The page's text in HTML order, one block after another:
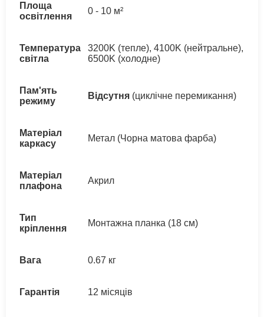
Площа
освітлення
0 - 10 м²
Температура
світла
3200K (тепле), 4100K (нейтральне),
6500K (холодне)
Пам'ять
режиму
Відсутня (циклічне перемикання)
Матеріал
каркасу
Метал (Чорна матова фарба)
Матеріал
плафона
Акрил
Тип
кріплення
Монтажна планка (18 см)
Вага 0.67 кг
Гарантія 12 місяців